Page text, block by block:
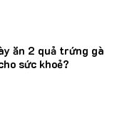
ăn 2 quả trứng gà
sức khoẻ?